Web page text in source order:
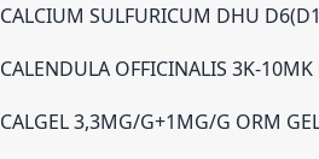
CALCIUM SULFURICUM DHU
CALENDULA OFFICINALIS 3K-10MK
CALGEL 3,3MG/G+1MG/G ORM